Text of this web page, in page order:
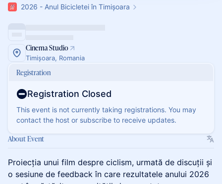
2026 - Anul Bicicletei în Timișoara
Cinema Studio
Timișoara, Romania
Registration
Registration Closed
This event is not currently taking registrations. You may
contact the host or subscribe to receive updates.
About Event
Proiecția unui film despre ciclism, urmată de discuții și
o sesiune de feedback în care rezultatele anului 2026